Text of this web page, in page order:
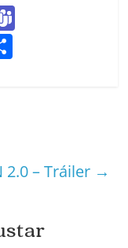
tir
2.0 – Tráiler →